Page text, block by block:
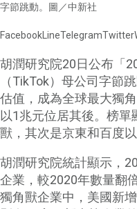
字節跳動。圖／中新社
胡潤研究院20日公布「
（TikTok）母公司字節
估值，成為全球最大獨
以1兆元位居其後。榜單
獸，其次是京東和百度
胡潤研究院統計顯示，
企業，較2020年數量翻
獨角獸企業中，美國新